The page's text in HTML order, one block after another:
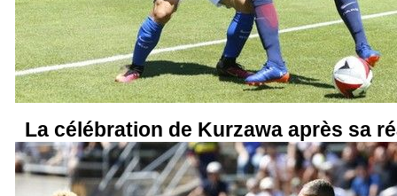
La célébration de Kurzawa après sa